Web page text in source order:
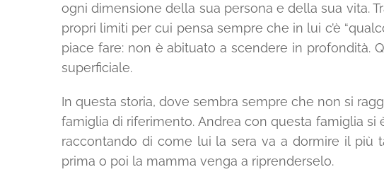
ogni dimensione della sua persona e della sua vita.
propri limiti per cui pensa sempre che in lui c’è
piace fare: non è abituato a scendere in profondità.
superficiale.
In questa storia, dove sembra sempre che non si
famiglia di riferimento. Andrea con questa famiglia
raccontando di come lui la sera va a dormire il più
prima o poi la mamma venga a riprenderselo.